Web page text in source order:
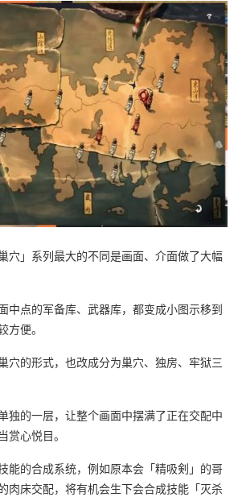
穴」系列最大的不同是画面、介面做了大幅
中点的军备库、武器库，都变成小图示移到
方便。
穴的形式，也改成分为巢穴、独房、牢狱三
独的一层，让整个画面中摆满了正在交配中
赏心悦目。
能的合成系统，例如原本会「精吸剣」的哥
肉床交配，将有机会生下会合成技能「灭杀